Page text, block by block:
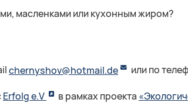
масленками или кухонным жиром?
chernyshov@hotmail.de или по
Erfolg e.V в рамках проекта